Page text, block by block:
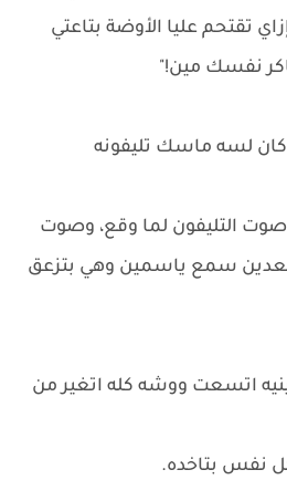
تقتحم عليا الأوضة بتاعتي
نفسك مين!"
كان لسه ماسك تليفونه
التليفون لما وقع، وصوت
سمع ياسمين وهي بتزعق
اتسعت ووشه كله اتغير من
نفس بتاخده.